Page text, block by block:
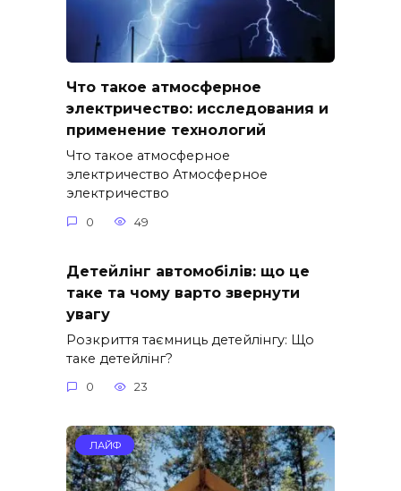
Что такое атмосферное
электричество: исследования и
применение технологий
Что такое атмосферное
электричество Атмосферное
электричество
0 49
Детейлінг автомобілів: що це
таке та чому варто звернути
увагу
Розкриття таємниць детейлінгу: Що
таке детейлінг?
0 23
ЛАЙФ